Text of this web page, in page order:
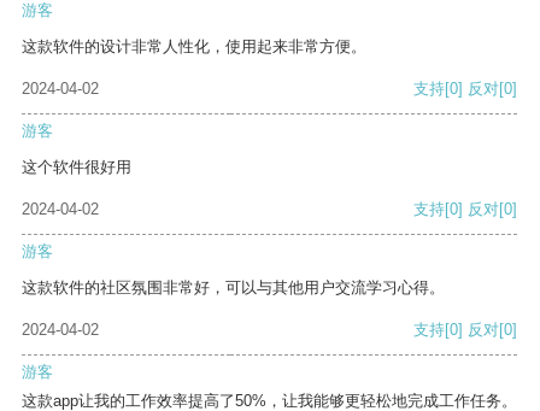
游客
这款软件的设计非常人性化，使用起来非常方便。
2024-04-02 支持[0] 反对[0]
游客
这个软件很好用
2024-04-02 支持[0] 反对[0]
游客
这款软件的社区氛围非常好，可以与其他用户交流学习心得。
2024-04-02 支持[0] 反对[0]
游客
这款app让我的工作效率提高了50%，让我能够更轻松地完成工作任务。